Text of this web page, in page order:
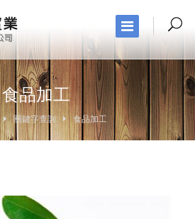
食品加工
關鍵字查詢 食品加工